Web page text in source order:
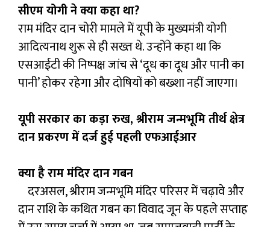
सीएम योगी ने क्या कहा था?
राम मंदिर दान चोरी मामले में यूपी के मुख्यमंत्री योगी
आदित्यनाथ शुरू से ही सख्त थे. उन्होंने कहा था कि
एसआईटी की निष्पक्ष जांच से ‘दूध का दूध और पानी का
पानी’ होकर रहेगा और दोषियों को बख्शा नहीं जाएगा।
यूपी सरकार का कड़ा रुख, श्रीराम जन्मभूमि तीर्थ क्षेत्र
दान प्रकरण में दर्ज हुई पहली एफआईआर
क्या है राम मंदिर दान गबन
दरअसल, श्रीराम जन्मभूमि मंदिर परिसर में चढ़ावे और
दान राशि के कथित गबन का विवाद जून के पहले सप्ताह